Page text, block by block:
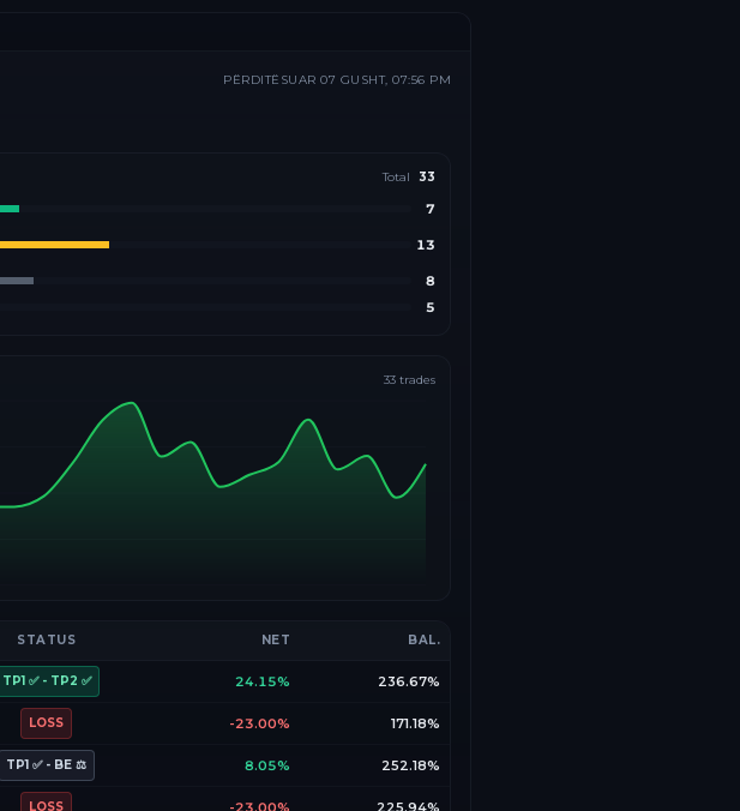
PËRDITËSUAR 07 GUSHT, 07:56 PM
Total 33
7
13
8
5
33 trades
STATUS NET BAL.
TP1 ✅ - TP2 ✅ 24.15% 236.67%
LOSS -23.00% 171.18%
TP1 ✅ - BE ⚖️ 8.05% 252.18%
LOSS -23.00% 225.94%